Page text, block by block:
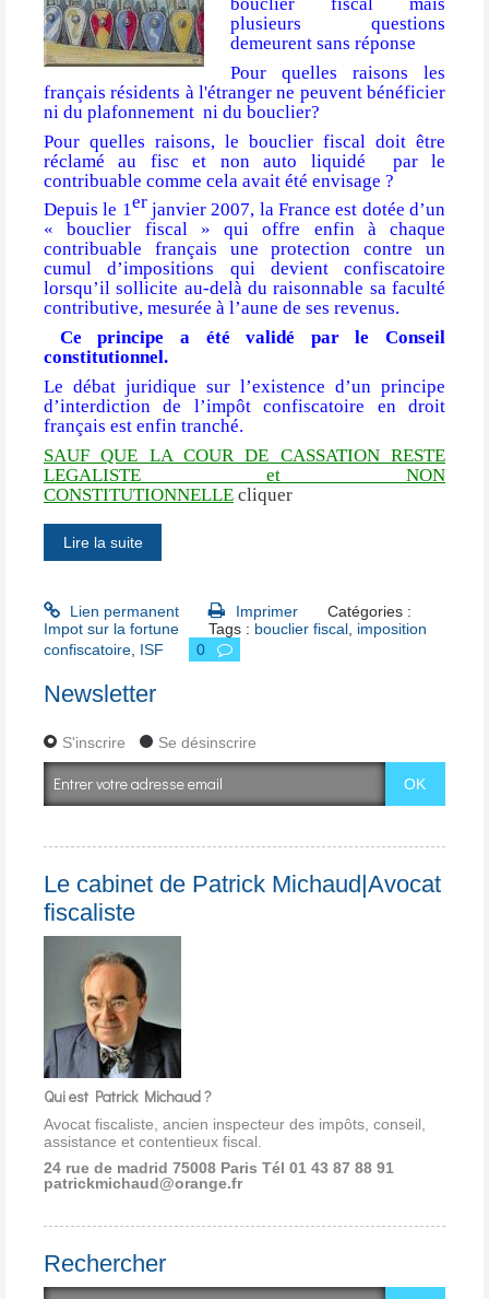
plusieurs questions
demeurent sans réponse
Pour quelles raisons les
français résidents à l'étranger ne peuvent bénéficier
ni du plafonnement ni du bouclier?
Pour quelles raisons, le bouclier fiscal doit être
réclamé au fisc et non auto liquidé
par le
contribuable comme cela avait été envisage ?
Depuis le 1er janvier 2007, la France est dotée d’un
« bouclier fiscal » qui offre enfin à chaque
contribuable français une protection contre un
cumul d’impositions qui devient confiscatoire
lorsqu’il sollicite au-delà du raisonnable sa faculté
contributive, mesurée à l’aune de ses revenus.
Ce principe a été validé par le Conseil
constitutionnel.
Le débat juridique sur l’existence d’un principe
d’interdiction de l’impôt confiscatoire en droit
français est enfin tranché.
SAUF QUE LA COUR DE CASSATION RESTE
LEGALISTE et NON
CONSTITUTIONNELLE cliquer
Lire la suite
Lien permanent Imprimer
Catégories :
Impot sur la fortune
Tags : bouclier fiscal imposition
confiscatoire ISF 0
Newsletter
S'inscrire Se désinscrire
Le cabinet de Patrick Michaud|Avocat
fiscaliste
Qui est Patrick Michaud ?
Avocat fiscaliste, ancien inspecteur des impôts, conseil,
assistance et contentieux fiscal.
24 rue de madrid 75008 Paris Tél 01 43 87 88 91
patrickmichaud@orange.fr
Rechercher